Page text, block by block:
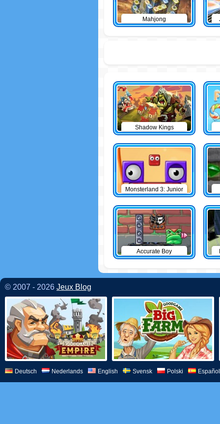
Mahjong
Shadow Kings
Monsterland 3: Junior
Returns
Accurate Boy
© 2007 - 2026 Jeux Blog
Deutsch Nederlands English Svensk Polski Español